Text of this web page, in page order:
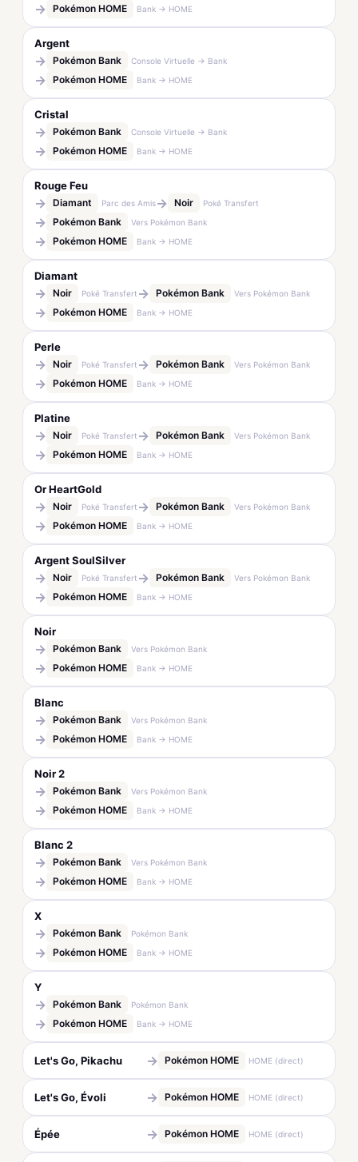
→ Pokémon HOME Bank → HOME
Argent
→ Pokémon Bank Console Virtuelle → Bank
→ Pokémon HOME Bank → HOME
Cristal
→ Pokémon Bank Console Virtuelle → Bank
→ Pokémon HOME Bank → HOME
Rouge Feu
→ Diamant Parc des Amis→ Noir Poké Transfert
→ Pokémon Bank Vers Pokémon Bank
→ Pokémon HOME Bank → HOME
Diamant
→ Noir Poké Transfert → Pokémon Bank Vers Pokémon Bank
→ Pokémon HOME Bank → HOME
Perle
→ Noir Poké Transfert → Pokémon Bank Vers Pokémon Bank
→ Pokémon HOME Bank → HOME
Platine
→ Noir Poké Transfert → Pokémon Bank Vers Pokémon Bank
→ Pokémon HOME Bank → HOME
Or HeartGold
→ Noir Poké Transfert → Pokémon Bank Vers Pokémon Bank
→ Pokémon HOME Bank → HOME
Argent SoulSilver
→ Noir Poké Transfert → Pokémon Bank Vers Pokémon Bank
→ Pokémon HOME Bank → HOME
Noir
→ Pokémon Bank Vers Pokémon Bank
→ Pokémon HOME Bank → HOME
Blanc
→ Pokémon Bank Vers Pokémon Bank
→ Pokémon HOME Bank → HOME
Noir 2
→ Pokémon Bank Vers Pokémon Bank
→ Pokémon HOME Bank → HOME
Blanc 2
→ Pokémon Bank Vers Pokémon Bank
→ Pokémon HOME Bank → HOME
X
→ Pokémon Bank Pokémon Bank
→ Pokémon HOME Bank → HOME
Y
→ Pokémon Bank Pokémon Bank
→ Pokémon HOME Bank → HOME
Let's Go, Pikachu → Pokémon HOME HOME (direct)
Let's Go, Évoli → Pokémon HOME HOME (direct)
Épée → Pokémon HOME HOME (direct)